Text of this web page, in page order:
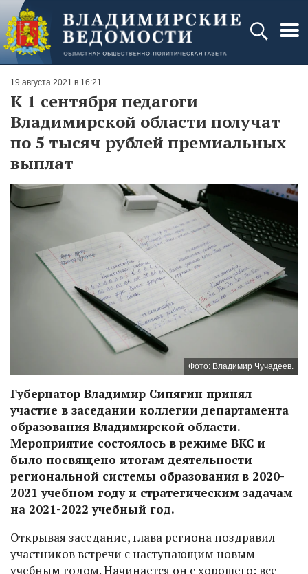
19 августа 2021 в 16:21
К 1 сентября педагоги
Владимирской области получат
по 5 тысяч рублей премиальных
выплат
Фото: Владимир Чучадеев.
Губернатор Владимир Сипягин принял
участие в заседании коллегии департамента
образования Владимирской области.
Мероприятие состоялось в режиме ВКС и
было посвящено итогам деятельности
региональной системы образования в 2020-
2021 учебном году и стратегическим задачам
на 2021-2022 учебный год.
Открывая заседание, глава региона поздравил
участников встречи с наступающим новым
учебным годом. Начинается он с хорошего: все